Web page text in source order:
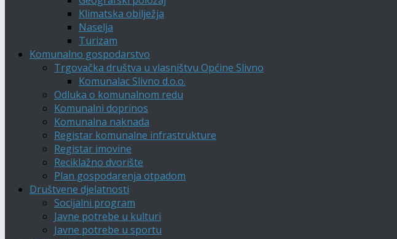
Klimatska obilježja
Naselja
Turizam
Komunalno gospodarstvo
Trgovačka društva u vlasništvu Općine Slivno
Komunalac Slivno d.o.o.
Odluka o komunalnom redu
Komunalni doprinos
Komunalna naknada
Registar komunalne infrastrukture
Registar imovine
Reciklažno dvorište
Plan gospodarenja otpadom
Društvene djelatnosti
Socijalni program
Javne potrebe u kulturi
Javne potrebe u sportu